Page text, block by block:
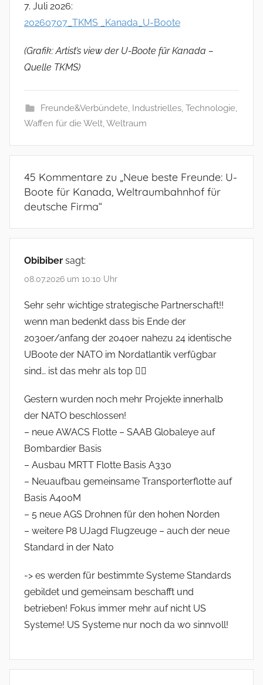
7. Juli 2026:
20260707_TKMS _Kanada_U-Boote
(Grafik: Artist’s view der U-Boote für Kanada –
Quelle TKMS)
Freunde&Verbündete, Industrielles, Technologie,
Waffen für die Welt,Weltraum
45 Kommentare zu „Neue beste Freunde: U-
Boote für Kanada, Weltraumbahnhof für
deutsche Firma“
Obibiber sagt:
08.07.2026 um 10:10 Uhr
Sehr sehr wichtige strategische Partnerschaft!!
wenn man bedenkt dass bis Ende der
2030er/anfang der 2040er nahezu 24 identische
UBoote der NATO im Nordatlantik verfügbar
sind… ist das mehr als top 👍🏻
Gestern wurden noch mehr Projekte innerhalb
der NATO beschlossen!
– neue AWACS Flotte – SAAB Globaleye auf
Bombardier Basis
– Ausbau MRTT Flotte Basis A330
– Neuaufbau gemeinsame Transporterflotte auf
Basis A400M
– 5 neue AGS Drohnen für den hohen Norden
– weitere P8 UJagd Flugzeuge – auch der neue
Standard in der Nato
-> es werden für bestimmte Systeme Standards
gebildet und gemeinsam beschafft und
betrieben! Fokus immer mehr auf nicht US
Systeme! US Systeme nur noch da wo sinnvoll!